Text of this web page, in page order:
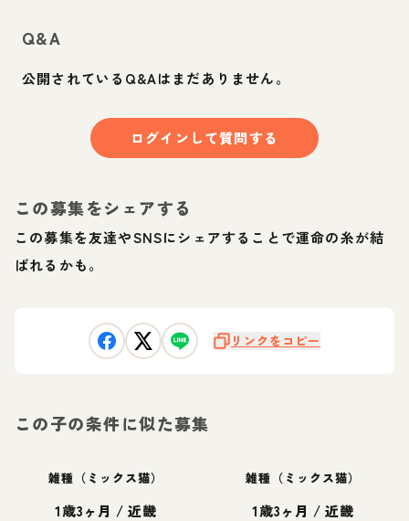
Q&A
公開されているQ&Aはまだありません。
ログインして質問する
この募集をシェアする
この募集を友達やSNSにシェアすることで運命の糸が結
ばれるかも。
リンクをコピー
この子の条件に似た募集
雑種（ミックス猫）
1歳3ヶ月 /近畿
雑種（ミックス猫）
1歳3ヶ月 /近畿